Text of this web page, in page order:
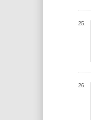
25.
26.